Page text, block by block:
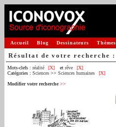
Accueil Blog Dessinateurs Thèmes
Résultat de votre recherche :
Mots-clefs : réalité [X] et rêve
[X]
Catégories : Sciences >> Sciences humaines
[X]
Modifier votre recherche >>